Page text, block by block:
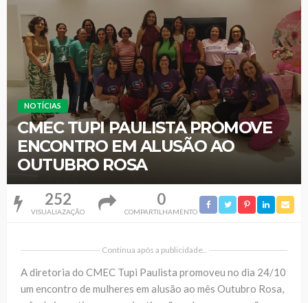
NOTÍCIAS
CMEC TUPI PAULISTA PROMOVE
ENCONTRO EM ALUSÃO AO
OUTUBRO ROSA
252
VISUALIAZAÇÃO
0
COMPARTILHAMENTO
Continua após a publicidade..
A diretoria do CMEC Tupi Paulista promoveu no dia 24/10
um encontro de mulheres em alusão ao mês Outubro Rosa,